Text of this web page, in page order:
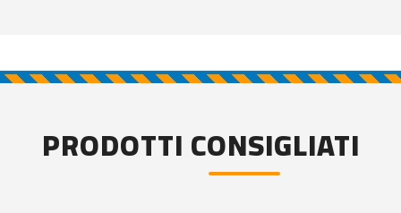
PRODOTTI CONSIGLIATI